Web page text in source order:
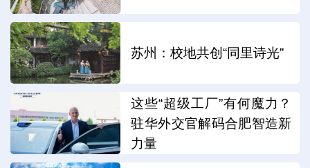
苏州：校地共创“同里诗光”
这些“超级工厂”有何魔力？
驻华外交官解码合肥智造新
力量